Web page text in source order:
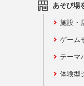
あそび場
施設・
ゲーム
テーマ
体験型